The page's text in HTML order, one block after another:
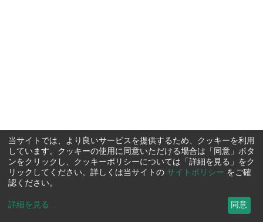
当サイトでは、より良いサービスを提供するため、クッキーを利用
しています。クッキーの使用に同意いただける場合は「同意」ボタ
ンをクリックし、クッキーポリシーについては「詳細を見る」をク
リックしてください。詳しくは当サイトの サイトポリシー をご確
認ください。
詳細を見る ... 同意